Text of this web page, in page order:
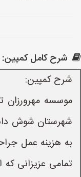
شرح کامل کمپین:
شرح کمپین:
موسسه مهرورزان
شهرستان شوش
تمامی عزیزانی